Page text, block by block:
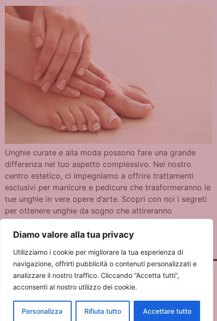
Diamo valore alla tua privacy
Utilizziamo i cookie per migliorare la tua esperienza di
navigazione, offrirti pubblicità o contenuti personalizzati e
analizzare il nostro traffico. Cliccando “Accetta tutti”,
acconsenti al nostro utilizzo dei cookie.
Personalizza Rifiuta tutto Accettare tutto
Unghie curate e alla moda possono fare una grande
differenza nel tuo aspetto complessivo. Nel nostro
centro estetico, ci impegniamo a offrire trattamenti
esclusivi per manicure e pedicure che trasformeranno le
tue unghie in vere opere d’arte. Scopri con noi i segreti
per ottenere unghie da sogno che attireranno
l’attenzione e ti faranno sentire al […]
- 20089 ROZZANO (MI) - P.IVA 12700830966